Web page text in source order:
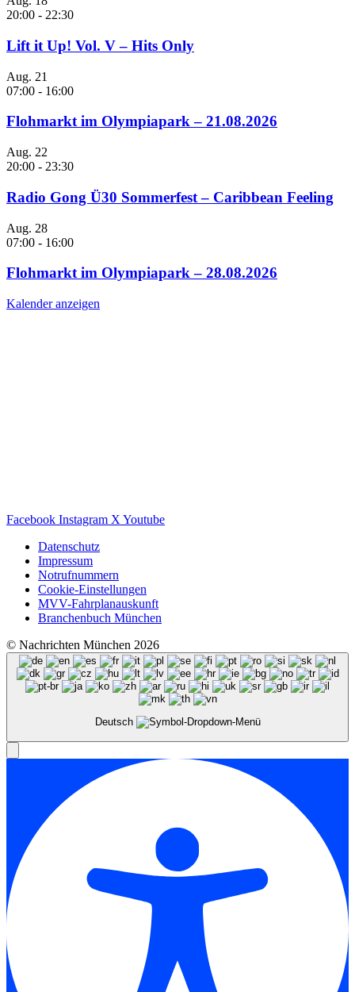
20:00 - 22:30
Lift it Up! Vol. V – Hits Only
Aug. 21
07:00 - 16:00
Flohmarkt im Olympiapark – 21.08.2026
Aug. 22
20:00 - 23:30
Radio Gong Ü30 Sommerfest – Caribbean Feeling
Aug. 28
07:00 - 16:00
Flohmarkt im Olympiapark – 28.08.2026
Kalender anzeigen
Facebook Instagram X Youtube
Datenschutz
Impressum
Notrufnummern
Cookie-Einstellungen
MVV-Fahrplanauskunft
Branchenbuch München
© Nachrichten München 2026
Deutsch